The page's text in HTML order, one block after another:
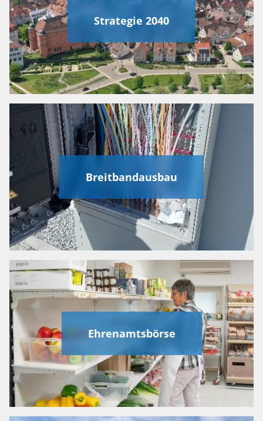
Strategie 2040
Breitbandausbau
Ehrenamtsbörse